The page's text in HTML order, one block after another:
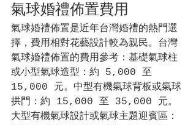
氣球婚禮佈置費用
氣球婚禮佈置是近年台灣婚禮的熱門選
擇，費用相對花藝設計較為親民。台灣
氣球婚禮佈置的費用參考：基礎氣球柱
或小型氣球造型：約 5,000 至
15,000 元。中型有機氣球背板或氣球
拱門：約 15,000 至 35,000 元。
大型有機氣球設計或氣球主題迎賓區：